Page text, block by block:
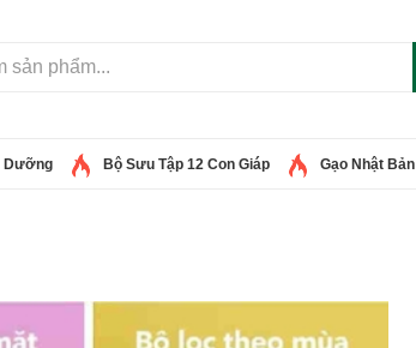
Dưỡng Bộ Sưu Tập 12 Con Giáp Gạo Nhật Bản